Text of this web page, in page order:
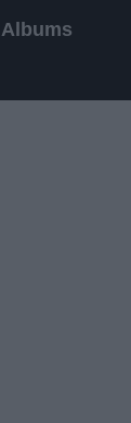
Albums